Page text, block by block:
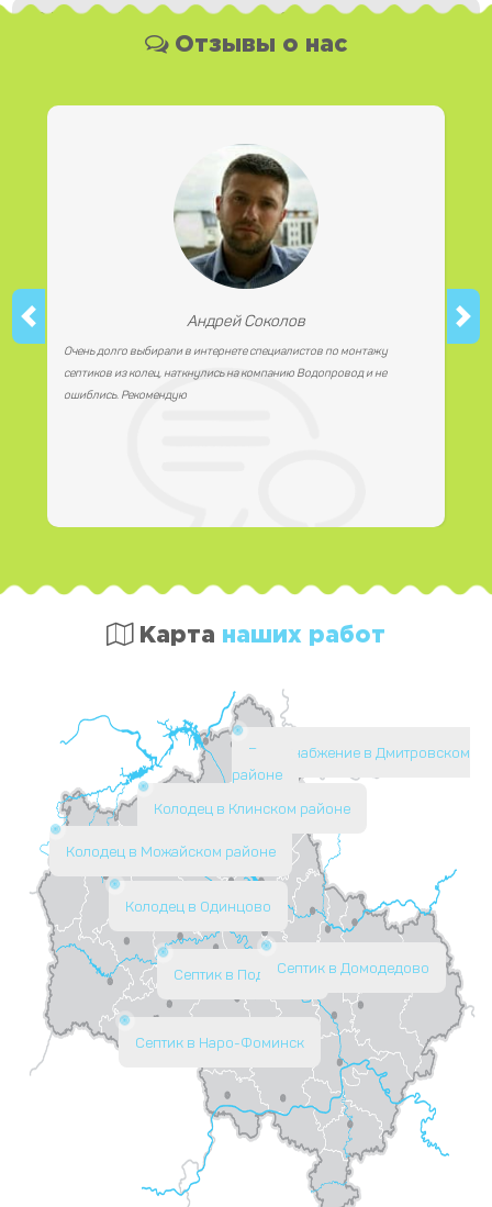
Какая у Вас форма оплаты ?
Вы можете оплатить наши услуги и необходимые материалы
юридическими лицами.
Отзывы о нас
Андрей Соколов
Очень долго выбирали в интернете специалистов по монтажу
септиков из колец, наткнулись на компанию Водопровод и не
ошиблись. Рекомендую
Карта наших работ
Колодец в Одинцово
Септик в Подольске
Септик в Наро-Фоминск
Колодец в Клинском районе
Колодец в Можайском районе
Водоснабжение в Дмитровском
районе
Септик в Домодедово